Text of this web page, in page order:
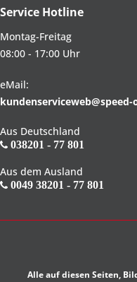
Service Hotline
Montag-Freitag
08:00 - 17:00 Uhr
eMail:
Aus Deutschland
038201 - 77 801
Aus dem Ausland
0049 38201 - 77 801
Alle auf diesen Seiten,